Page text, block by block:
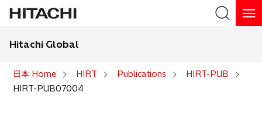
Hitachi Global
日本 Home HIRT Publications
HIRT-PUB
HIRT-PUB07004